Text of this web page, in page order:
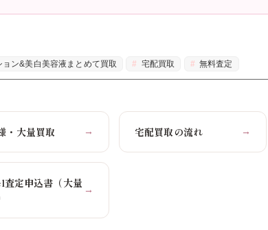
ョン&美白美容液まとめて買取 宅配買取 無料査定
・大量買取 → 宅配買取の流れ →
定申込書（大量
→